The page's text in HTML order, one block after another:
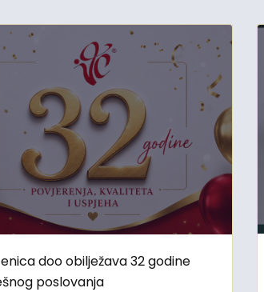
doo obilježava 32 godine
poslovanja